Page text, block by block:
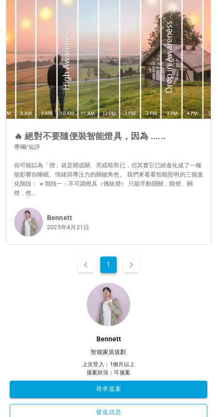
🔥 絕對不要隨便裝智能燈具，因為 ......
專欄/短評
你可能以為「燈」就是開或關、亮或暗而已，但其實它已經進化成了一種
能影響你睡眠、情緒與專注力的關鍵角色。 我們來看看智能照明的三個進
化階段： 🔹階段一：不可調燈具（傳統燈） 只能手動開關，開燈、關
燈，然...
Bennett
2025年4月21日
1
Bennett
智能家居規劃
上次登入：1個月以上
接案狀況：可接案
尋求提案
發送訊息